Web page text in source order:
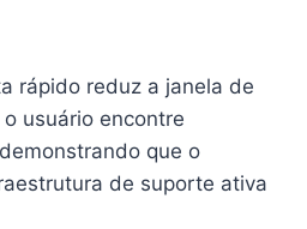
rápido reduz a janela de
usuário encontre
que o
de suporte ativa